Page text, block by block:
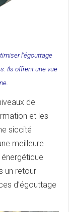
l’égouttage
Ils offrent une vue
de
et les
siccité
meilleure
un retour
d’égouttage